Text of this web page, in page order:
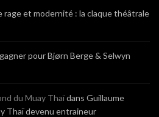
rage et modernité : la claque théâtrale
pour Bjørn Berge & Selwyn
du Muay Thaïdans Guillaume
Thaï devenu entraineur